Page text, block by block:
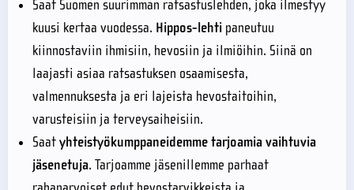
Saat Suomen suurimman ratsastuslehden, joka ilmestyy
kuusi kertaa vuodessa. Hippos-lehti paneutuu
kiinnostaviin ihmisiin, hevosiin ja ilmiöihin. Siinä on
laajasti asiaa ratsastuksen osaamisesta,
valmennuksesta ja eri lajeista hevostaitoihin,
varusteisiin ja terveysaiheisiin.
Saatyhteistyökumppaneidemme tarjoamia vaihtuvia
jäsenetuja. Tarjoamme jäsenillemme parhaat